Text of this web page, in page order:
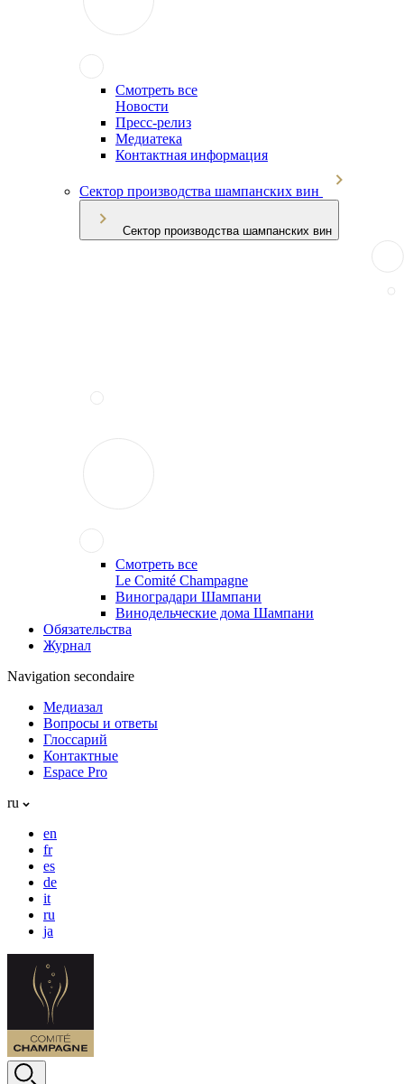
Смотреть все
Новости
Пресс-релиз
Медиатека
Контактная информация
Сектор производства шампанских вин
Сектор производства шампанских вин
Смотреть все
Le Comité Champagne
Виноградари Шампани
Винодельческие дома Шампани
Обязательства
Журнал
Navigation secondaire
Медиазал
Вопросы и ответы
Глоссарий
Контактные
Espace Pro
ru
en
fr
es
de
it
ru
ja